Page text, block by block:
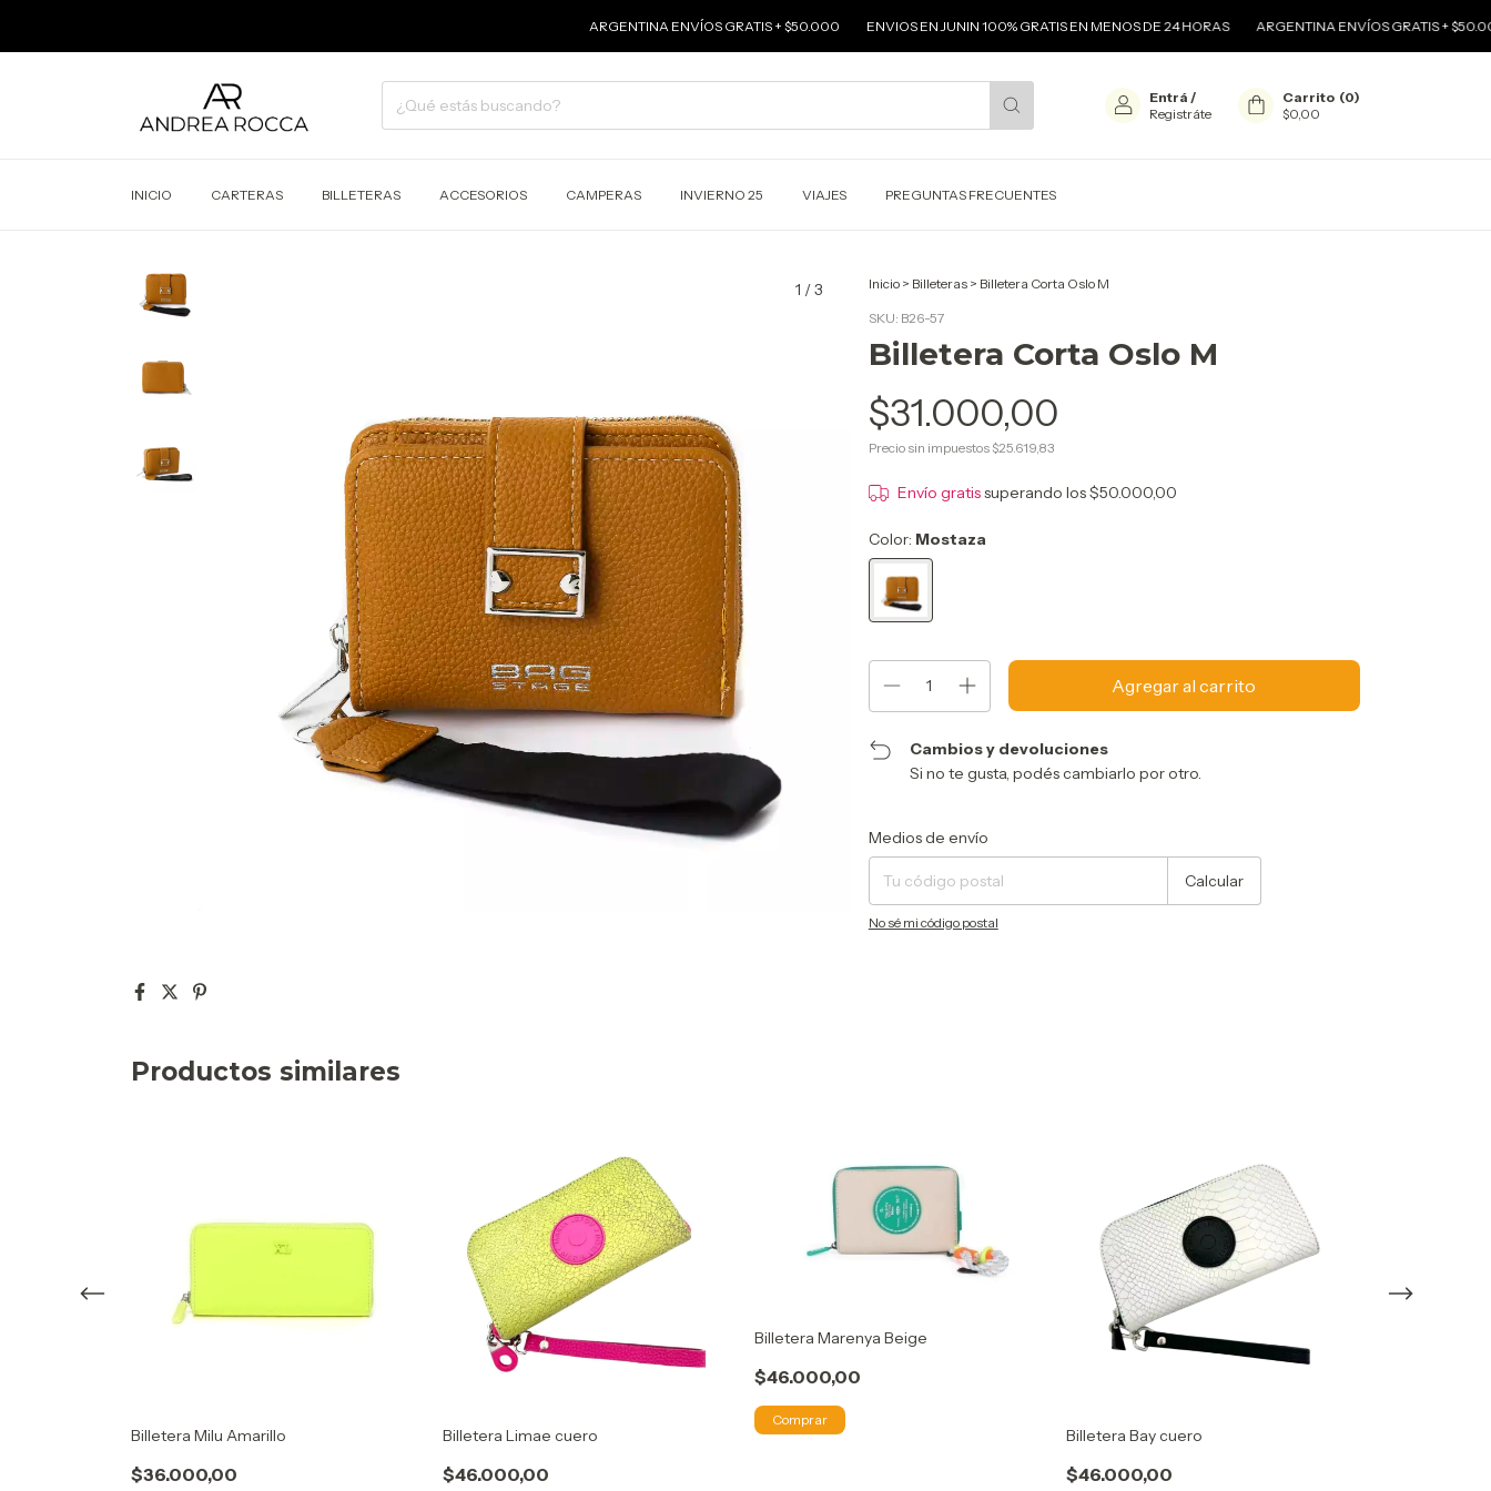
ARGENTINA ENVÍOS GRATIS + $50.000 ENVIOS EN JUNIN 100% GRATIS EN MENOS DE 24 HORAS ARGENTINA ENVÍOS GRATIS + $50.000
Entrá /
Registráte
Carrito (0)
$0,00
INICIO CARTERAS BILLETERAS ACCESORIOS CAMPERAS INVIERNO 25 VIAJES PREGUNTAS FRECUENTES
1 /3 Inicio > Billeteras > Billetera Corta Oslo M
SKU: B26-57
Billetera Corta Oslo M
$31.000,00
Precio sin impuestos $25.619,83
Envío gratissuperando los$50.000,00
Color: Mostaza
Cambios y devoluciones
Si no te gusta, podés cambiarlo por otro.
Entregas para el CP:
Medios de envío
Calcular
No sé mi código postal
Productos similares
Billetera Milu Amarillo
$36.000,00
Billetera Limae cuero
$46.000,00
Billetera Marenya Beige
$46.000,00
Comprar
Billetera Bay cuero
$46.000,00